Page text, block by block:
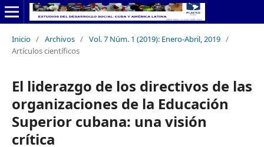
Inicio / Archivos / Vol. 7 Núm. 1 (2019): Enero-Abril, 2019 /
Artículos científicos
El liderazgo de los directivos de las
organizaciones de la Educación
Superior cubana: una visión
crítica